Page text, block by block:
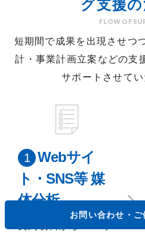
グ支援
FLOW OF
短期間で成果を出現させつ
計・事業計画立案などの支
サポートさせてい
Webサイ
ト・SNS等 媒
体分析
お問い合わせ・